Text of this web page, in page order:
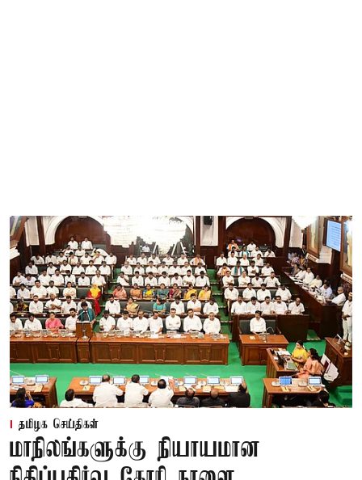
தமிழக செய்திகள்
மாநிலங்களுக்கு நியாயமான